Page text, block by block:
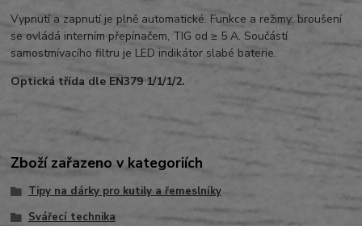
Vypnutí a zapnutí je plně automatické. Funkce a režimy: broušení
se ovládá interním přepínačem, TIG od ≥ 5 A. Součástí
samostmívacího filtru je LED indikátor slabé baterie.
Optická třída dle EN379 1/1/1/2.
Zboží zařazeno v kategoriích
Tipy na dárky pro kutily a řemeslníky
Svářecí technika